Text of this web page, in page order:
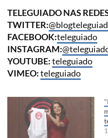
TELEGUIADO NAS
TWITTER:
FACEBOOK:teleguiado
INSTAGRAM:
YOUTUBE:teleguiado
VIMEO:teleguiado